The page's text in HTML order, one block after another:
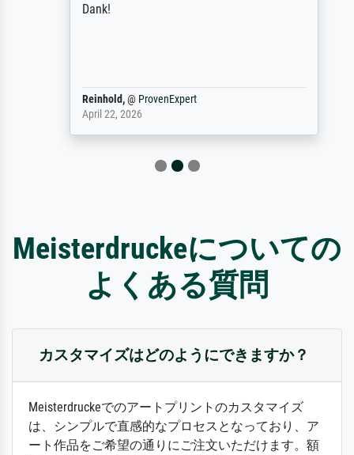
Dank!
Reinhold,@ProvenExpert
April 22, 2026
Meisterdruckeについての
よくある質問
カスタマイズはどのようにできますか？
Meisterdruckeでのアートプリントのカスタマイズ
は、シンプルで直感的なプロセスとなっており、ア
ート作品をご希望の通りにご注文いただけます。額